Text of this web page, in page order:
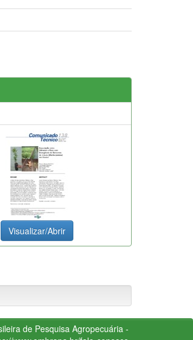
Visualizar/Abrir
de Pesquisa Agropecuária -